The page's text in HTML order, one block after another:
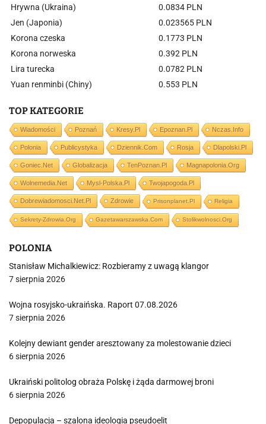
Hrywna (Ukraina)
0.0834 PLN
Jen (Japonia)
0.023565 PLN
Korona czeska
0.1773 PLN
Korona norweska
0.392 PLN
Lira turecka
0.0782 PLN
Yuan renminbi (Chiny)
0.553 PLN
TOP KATEGORIE
Wiadomości Poznań Kresy.pl Epoznan.pl Nczas.info
Polonia Publicystyka Dziennik.com Rosja Dlapolski.pl
Goniec.net Globalizacja TenPoznan.pl Magnapolonia.org
Wolnemedia.net Mysl-Polska.pl Twojapogoda.pl
Dobrewiadomosci.net.pl Zdrowie Prisonplanet.pl Religia
Sekrety-Zdrowia.org Gazetawarszawska.com Stolikwolnosci.org
POLONIA
Stanisław Michalkiewicz: Rozbieramy z uwagą klangor
7 sierpnia 2026
Wojna rosyjsko-ukraińska. Raport 07.08.2026
7 sierpnia 2026
Kolejny dewiant gender aresztowany za molestowanie dzieci
6 sierpnia 2026
Ukraiński politolog obraża Polskę i żąda darmowej broni
6 sierpnia 2026
Depopulacja – szalona ideologia pseudoelit